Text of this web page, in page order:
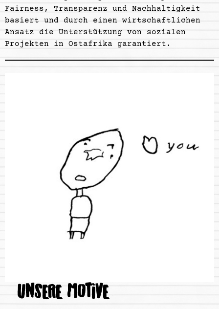
Fairness, Transparenz und Nachhaltigkeit
basiert und durch einen wirtschaftlichen
Ansatz die Unterstützung von sozialen
Projekten in Ostafrika garantiert.
UNSERE MOTIVE